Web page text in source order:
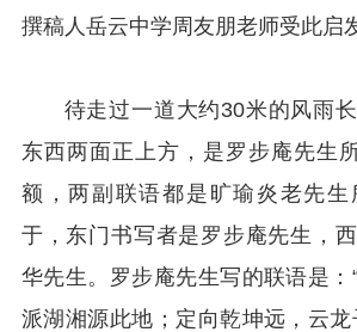
撰稿人岳云中学周友朋老师受此启
待走过一道大约30米的风雨
东西两面正上方，是罗步庵先生
额，两副联语都是旷瑜炎老先生
于，东门书写者是罗步庵先生，
华先生。罗步庵先生写的联语是：
派湖湘源此地；定向乾坤远，云龙